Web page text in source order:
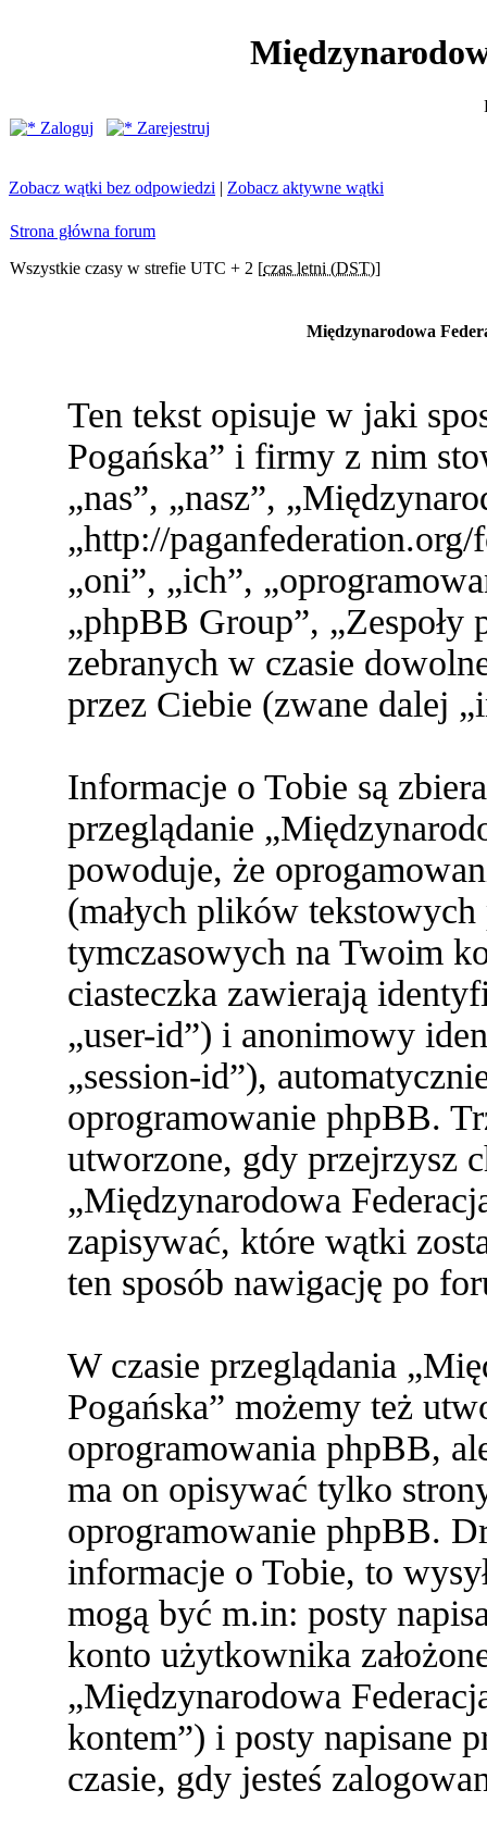
Zaloguj
Zarejestruj
Zobacz wątki bez odpowiedzi | Zobacz aktywne wątki
Strona główna forum
Wszystkie czasy w strefie UTC + 2 [czas letni (DST)]
Międzynarodowa
Ten tekst opisuje w jaki
Pogańska” i firmy z nim
„nas”, „nasz”,
„http://
„oni”, „ich”,
„phpBB Group”,
zebranych w czasie
przez Ciebie (zwane dalej
Informacje o Tobie są
przeglądanie
powoduje, że
(małych plików
tymczasowych na Twoim
ciasteczka zawierają
„user-id”) i anonimowy
„session-id”),
oprogramowanie phpBB.
utworzone, gdy przejrzysz
„Międzynarodowa
zapisywać, które wątki
ten sposób nawigację po
W czasie przeglądania
Pogańska” możemy też
oprogramowania phpBB,
ma on opisywać tylko
oprogramowanie phpBB.
informacje o Tobie, to
mogą być m.in: posty
konto użytkownika
„Międzynarodowa
kontem”) i posty napisane
czasie, gdy jesteś